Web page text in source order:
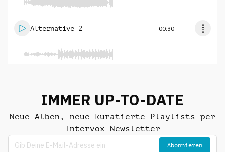
Alternative 2 00:30
IMMER UP-TO-DATE
Neue Alben, neue kuratierte Playlists per
Intervox-Newsletter
Abonnieren